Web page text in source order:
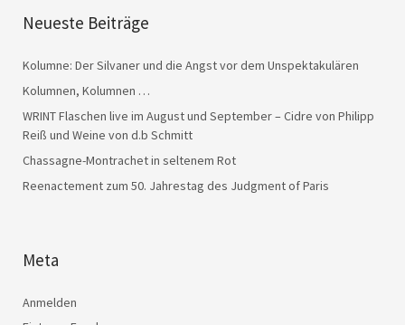
Neueste Beiträge
Kolumne: Der Silvaner und die Angst vor dem Unspektakulären
Kolumnen, Kolumnen …
WRINT Flaschen live im August und September – Cidre von Philipp
Reiß und Weine von d.b Schmitt
Chassagne-Montrachet in seltenem Rot
Reenactement zum 50. Jahrestag des Judgment of Paris
Meta
Anmelden